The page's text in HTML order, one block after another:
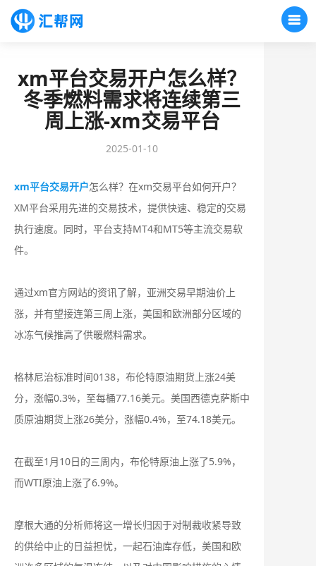
xm平台交易开户怎么样？
冬季燃料需求将连续第三
周上涨-xm交易平台
2025-01-10
xm平台交易开户怎么样？在xm交易平台如何开户？
XM平台采用先进的交易技术，提供快速、稳定的交易
执行速度。同时，平台支持MT4和MT5等主流交易软
件。
通过xm官方网站的资讯了解，亚洲交易早期油价上
涨，并有望接连第三周上涨，美国和欧洲部分区域的
冰冻气候推高了供暖燃料需求。
格林尼治标准时间0138，布伦特原油期货上涨24美
分，涨幅0.3%，至每桶77.16美元。美国西德克萨斯中
质原油期货上涨26美分，涨幅0.4%，至74.18美元。
在截至1月10日的三周内，布伦特原油上涨了5.9%，
而WTI原油上涨了6.9%。
摩根大通的分析师将这一增长归因于对制裁收紧导致
的供给中止的日益担忧，一起石油库存低，美国和欧